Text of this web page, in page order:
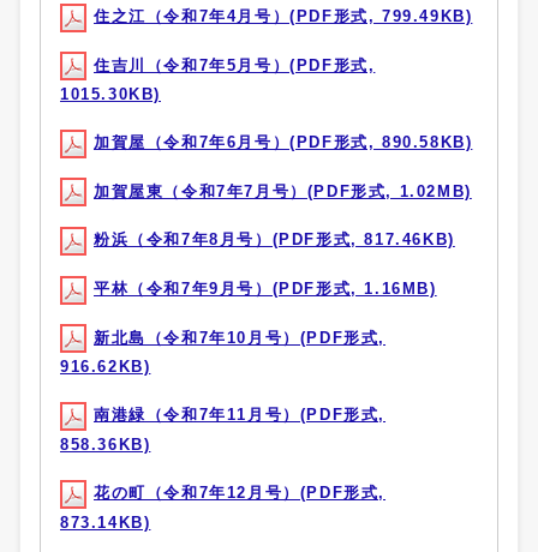
住之江（令和7年4月号）(PDF形式, 799.49KB)
住吉川（令和7年5月号）(PDF形式,
1015.30KB)
加賀屋（令和7年6月号）(PDF形式, 890.58KB)
加賀屋東（令和7年7月号）(PDF形式, 1.02MB)
粉浜（令和7年8月号）(PDF形式, 817.46KB)
平林（令和7年9月号）(PDF形式, 1.16MB)
新北島（令和7年10月号）(PDF形式,
916.62KB)
南港緑（令和7年11月号）(PDF形式,
858.36KB)
花の町（令和7年12月号）(PDF形式,
873.14KB)